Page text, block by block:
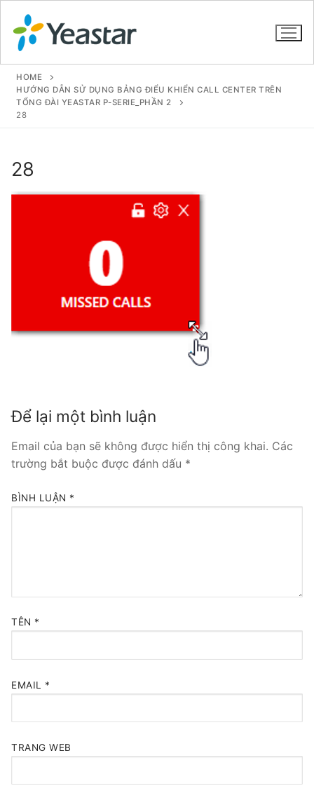
Tổng đài VoIP Yeastar S412
Tổng đài VoIP Yeastar S20
Tổng đài VoIP Yeastar S50
Tổng đài VoIP Yeastar S100
Tổng đài VoIP Yeastar S300
IPPBX FOR LARGE ENTERPRISES
Tổng đài Yeastar K2
VOIP GATEWAY
HOME
HƯỚNG DẪN SỬ DỤNG BẢNG ĐIỂU KHIỂN CALL CENTER TRÊN
TỔNG ĐÀI YEASTAR P-SERIE_PHẦN 2
28
28
Để lại một bình luận
Email của bạn sẽ không được hiển thị công khai. Các
trường bắt buộc được đánh dấu *
BÌNH LUẬN *
TÊN *
EMAIL *
TRANG WEB